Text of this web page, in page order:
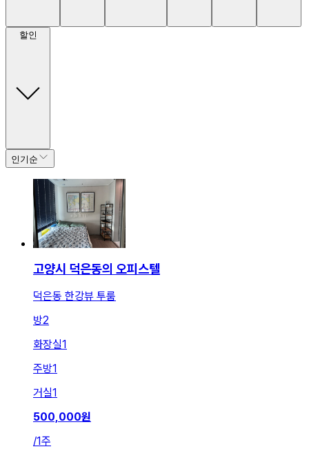
할인
인기순
고양시 덕은동의 오피스텔
덕은동 한강뷰 투룸
방2
화장실1
주방1
거실1
500,000원
/1주